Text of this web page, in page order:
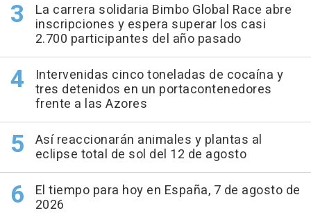
La carrera solidaria Bimbo Global Race abre
inscripciones y espera superar los casi
2.700 participantes del año pasado
Intervenidas cinco toneladas de cocaína y
tres detenidos en un portacontenedores
frente a las Azores
Así reaccionarán animales y plantas al
eclipse total de sol del 12 de agosto
El tiempo para hoy en España, 7 de agosto de
2026